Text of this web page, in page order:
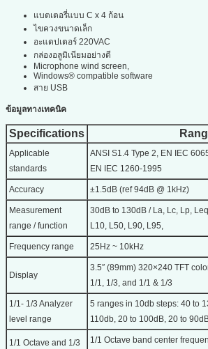
แบตเตอรี่แบบ C x 4 ก้อน
ไขควงขนาดเล็ก
อะแดปเตอร์ 220VAC
กล่องอลูมิเนียมอย่างดี
Microphone wind screen,
Windows® compatible software
สาย USB
ข้อมูลทางเทคนิค
Specifications
Applicable
standards
ANSI S1.4 Type 2, EN IEC
EN IEC 1260-1995
Accuracy ±1.5dB (ref 94dB @ 1kHz)
Measurement
range / function
30dB to 130dB / La, Lc, Lp,
L10, L50, L90, L95,
Frequency range 25Hz ~ 10kHz
Display
3.5″ (89mm) 320×240 TFT
1/1, 1/3, and 1/1 & 1/3
1/1- 1/3 Analyzer
level range
5 ranges in 10db steps: 40 to
110db, 20 to 100dB, 20 to
1/1 Octave and 1/3
1/1 Octave band center